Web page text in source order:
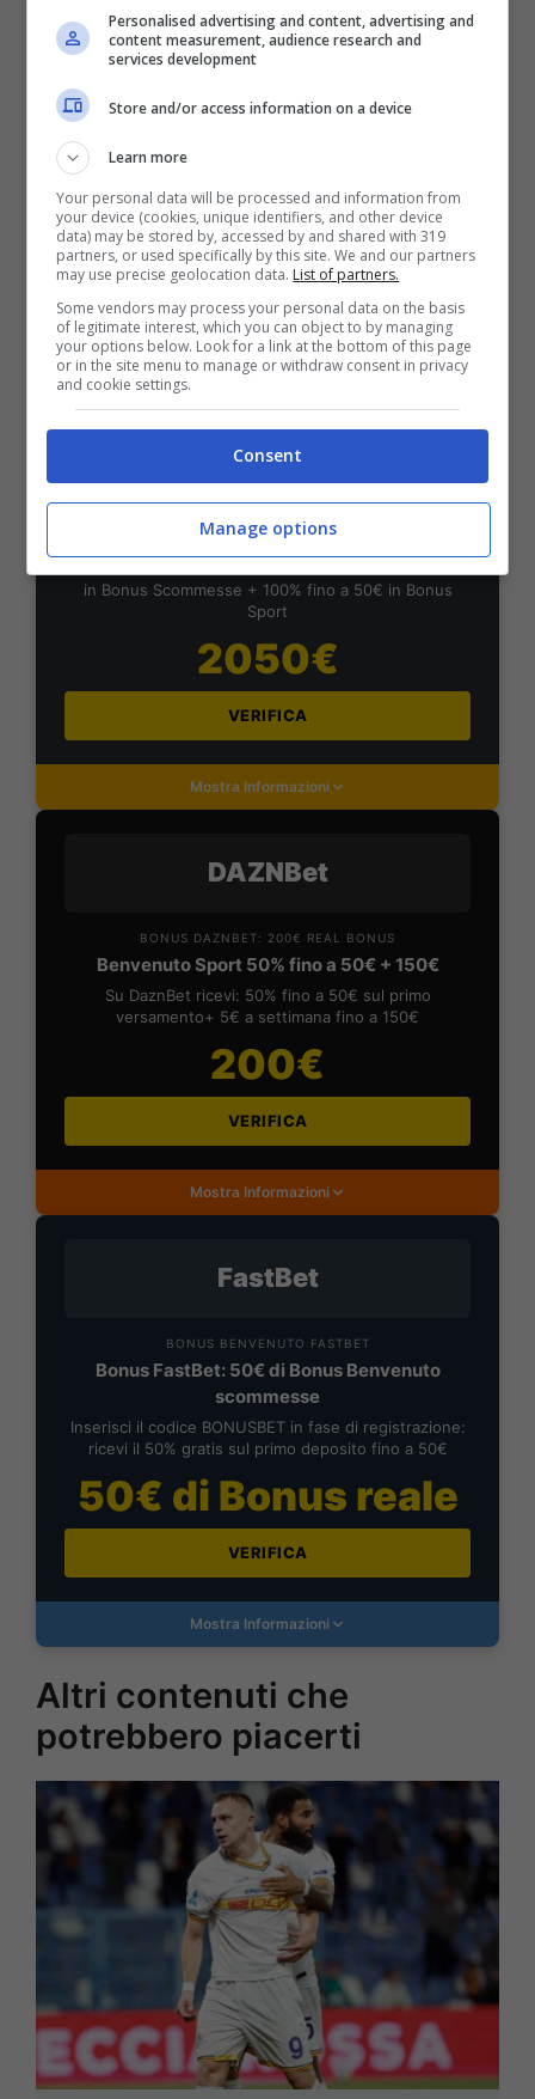
Bonus Benvenuto Sport: fino a 1.000€
1000€
VERIFICA
Mostra Informazioni
PlanetWin365
Planetwin365: 2050€ per sport e scommesse
in Bonus Scommesse + 100% fino a 50€ in Bonus
Sport
2050€
VERIFICA
Mostra Informazioni
DAZNBet
BONUS DAZNBET: 200€ REAL BONUS
Benvenuto Sport 50% fino a 50€ + 150€
Su DaznBet ricevi: 50% fino a 50€ sul primo
versamento+ 5€ a settimana fino a 150€
200€
VERIFICA
Mostra Informazioni
FastBet
BONUS BENVENUTO FASTBET
Bonus FastBet: 50€ di Bonus Benvenuto
scommesse
Inserisci il codice BONUSBET in fase di registrazione:
ricevi il 50% gratis sul primo deposito fino a 50€
50€ di Bonus reale
VERIFICA
Mostra Informazioni
Altri contenuti che
potrebbero piacerti
Personalised advertising and content, advertising and
content measurement, audience research and
services development
Store and/or access information on a device
Learn more
Your personal data will be processed and information from
your device (cookies, unique identifiers, and other device
data) may be stored by, accessed by and shared with 319
partners, or used specifically by this site. We and our partners
may use precise geolocation data. List of partners.
Some vendors may process your personal data on the basis
of legitimate interest, which you can object to by managing
your options below. Look for a link at the bottom of this page
or in the site menu to manage or withdraw consent in privacy
and cookie settings.
Consent
Manage options